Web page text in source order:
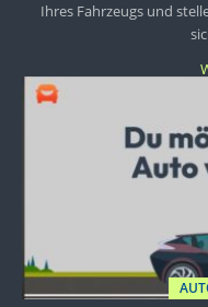
Ihres Fahrzeugs und